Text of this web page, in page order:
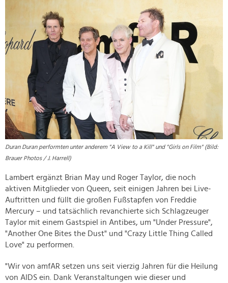
Duran Duran performten unter anderem "A View to a Kill" und "Girls on Film" (Bild:
Brauer Photos / J. Harrell)
Lambert ergänzt Brian May und Roger Taylor, die noch
aktiven Mitglieder von Queen, seit einigen Jahren bei Live-
Auftritten und füllt die großen Fußstapfen von Freddie
Mercury – und tatsächlich revanchierte sich Schlagzeuger
Taylor mit einem Gastspiel in Antibes, um "Under Pressure",
"Another One Bites the Dust" und "Crazy Little Thing Called
Love" zu performen.
"Wir von amfAR setzen uns seit vierzig Jahren für die Heilung
von AIDS ein. Dank Veranstaltungen wie dieser und